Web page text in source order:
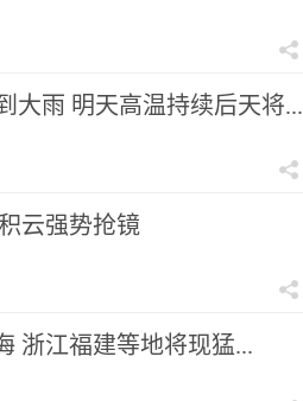
大雨 明天高温持续后天将...
云强势抢镜
浙江福建等地将现猛...